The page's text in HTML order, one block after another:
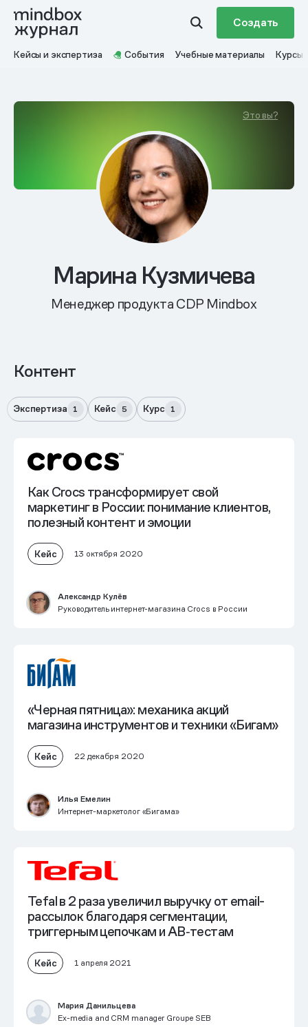
Создать
Кейсы и экспертиза События Учебные материалы Курсы
Это вы?
Марина Кузмичева
Менеджер продукта CDP Mindbox
Контент
Экспертиза 1 Кейс 5 Курс 1
Как Crocs трансформирует свой
маркетинг в России: понимание клиентов,
полезный контент и эмоции
Кейс 13 октября 2020
Александр Кулёв
Руководитель интернет-магазина Crocs в России
«Черная пятница»: механика акций
магазина инструментов и техники «Бигам»
Кейс 22 декабря 2020
Илья Емелин
Интернет-маркетолог «Бигама»
Tefal в 2 раза увеличил выручку от email-
рассылок благодаря сегментации,
триггерным цепочкам и AB‑тестам
Кейс 1 апреля 2021
Мария Данильцева
Ex-media and CRM manager Groupe SEB